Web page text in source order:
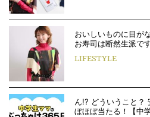
おいしいものに目が
お寿司は断然生派で
LIFESTYLE
ん!? どういうこと？
ぼほぼ当たる！【中